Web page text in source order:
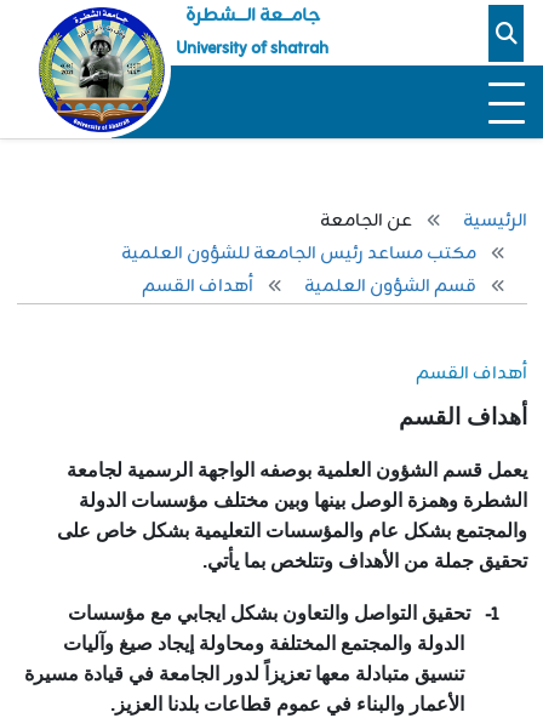
جامـــعة الــــشطرة
University of shatrah
الرئيسية
عن الجامعة
مكتب مساعد رئيس الجامعة للشؤون العلمية
قسم الشؤون العلمية
أهداف القسم
أهداف القسم
أهداف القسم
يعمل قسم الشؤون العلمية بوصفه الواجهة الرسمية لجامعة
الشطرة وهمزة الوصل بينها وبين مختلف مؤسسات الدولة
والمجتمع بشكل عام والمؤسسات التعليمية بشكل خاص على
تحقيق جملة من الأهداف وتتلخص بما يأتي.
1-
تحقيق التواصل والتعاون بشكل ايجابي مع مؤسسات
الدولة والمجتمع المختلفة ومحاولة إيجاد صيغ وآليات
تنسيق متبادلة معها تعزيزاً لدور الجامعة في قيادة مسيرة
الأعمار والبناء في عموم قطاعات بلدنا العزيز.